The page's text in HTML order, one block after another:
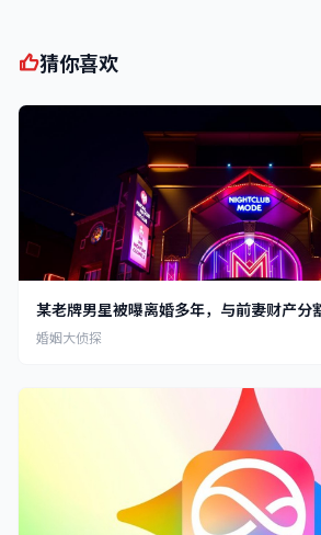
猜你喜欢
某老牌男星被曝离婚多年，与前妻财产分
婚姻大侦探